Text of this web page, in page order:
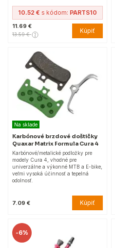
10.52 € s kódom: PARTS10
11.69 €
13.59 € Kúpiť
Na sklade
Karbónové brzdové doštičky
Quaxar Matrix Formula Cura 4
Karbónové/metalické podložky pre
modely Cura 4, vhodné pre
univerzálne a výkonné MTB a E-bike,
veľmi vysoká účinnosť a tepelná
odolnosť.
7.09 € Kúpiť
-6%